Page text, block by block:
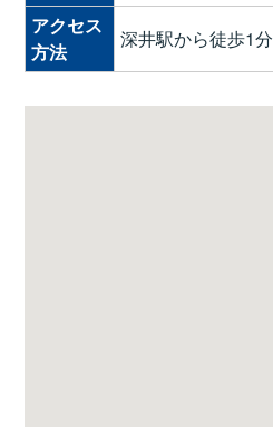
アクセス
方法
深井駅から徒歩1分